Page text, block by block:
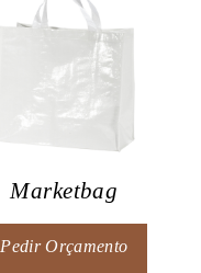
Marketbag
Pedir Orçamento